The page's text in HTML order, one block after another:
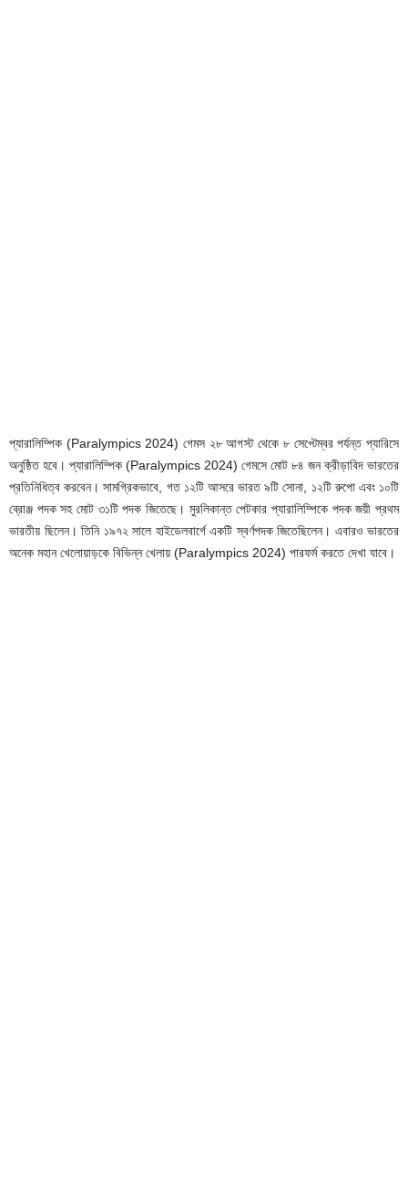
প্যারালিম্পিক (Paralympics 2024) গেমস ২৮ আগস্ট থেকে ৮ সেপ্টেম্বর পর্যন্ত প্যারিসে
অনুষ্ঠিত হবে। প্যারালিম্পিক (Paralympics 2024) গেমসে মোট ৮৪ জন ক্রীড়াবিদ ভারতের
প্রতিনিধিত্ব করবেন। সামগ্রিকভাবে, গত ১২টি আসরে ভারত ৯টি সোনা, ১২টি রুপো এবং ১০টি
ব্রোঞ্জ পদক সহ মোট ৩১টি পদক জিতেছে। মুরলিকান্ত পেটকার প্যারালিম্পিকে পদক জয়ী প্রথম
ভারতীয় ছিলেন। তিনি ১৯৭২ সালে হাইডেলবার্গে একটি স্বর্ণপদক জিতেছিলেন। এবারও ভারতের
অনেক মহান খেলোয়াড়কে বিভিন্ন খেলায় (Paralympics 2024) পারফর্ম করতে দেখা যাবে।